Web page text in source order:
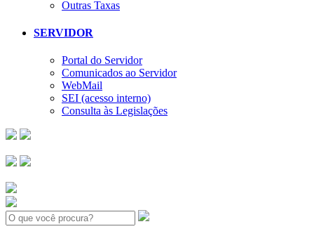
Outras Taxas
SERVIDOR
Portal do Servidor
Comunicados ao Servidor
WebMail
SEI (acesso interno)
Consulta às Legislações
Search: